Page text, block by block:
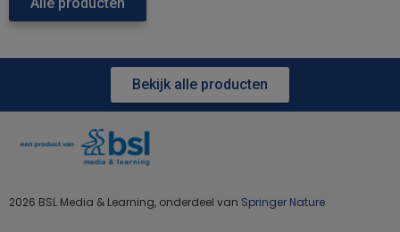
Bekijk alle producten
2026 BSL Media & Learning, onderdeel van Springer Nature